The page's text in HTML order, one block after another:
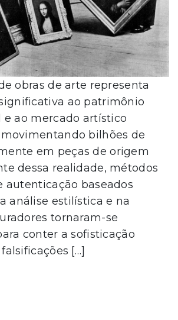
obras de arte representa
ao patrimônio
ao mercado artístico
bilhões de
em peças de origem
dessa realidade, métodos
autenticação baseados
análise estilística e na
tornaram-se
conter a sofisticação
[…]